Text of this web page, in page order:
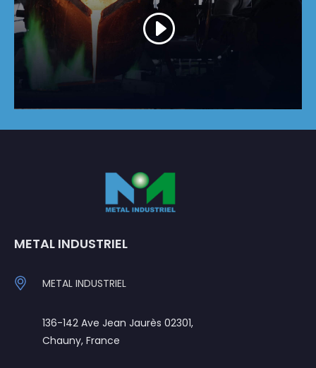
METAL INDUSTRIEL
METAL INDUSTRIEL
136-142 Ave Jean Jaurès 02301,
Chauny, France